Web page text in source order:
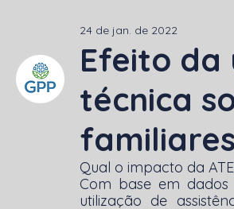
Efeito da
técnica
24 de jan. de 2022
Qual o impacto da
Com base em
utilização de